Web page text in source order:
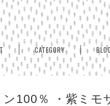
CATEGORY
100％ ・紫ミモ